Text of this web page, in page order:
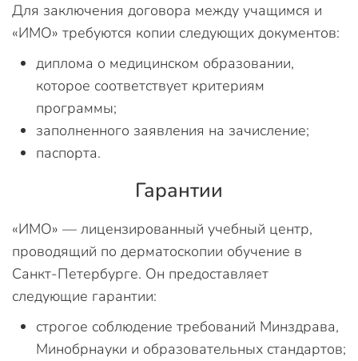
Для заключения договора между учащимся и
«ИМО» требуются копии следующих документов:
диплома о медицинском образовании,
которое соответствует критериям
программы;
заполненного заявления на зачисление;
паспорта.
Гарантии
«ИМО» — лицензированный учебный центр,
проводящий по дерматоскопии обучение в
Санкт-Петербурге. Он предоставляет
следующие гарантии:
строгое соблюдение требований Минздрава,
Минобрнауки и образовательных стандартов;